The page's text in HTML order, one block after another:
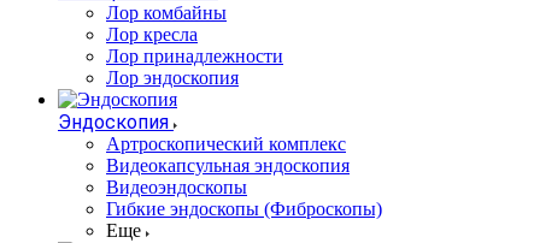
Лор комбайны
Лор кресла
Лор принадлежности
Лор эндоскопия
Эндоскопия
Артроскопический комплекс
Видеокапсульная эндоскопия
Видеоэндоскопы
Гибкие эндоскопы (Фиброcкопы)
Еще